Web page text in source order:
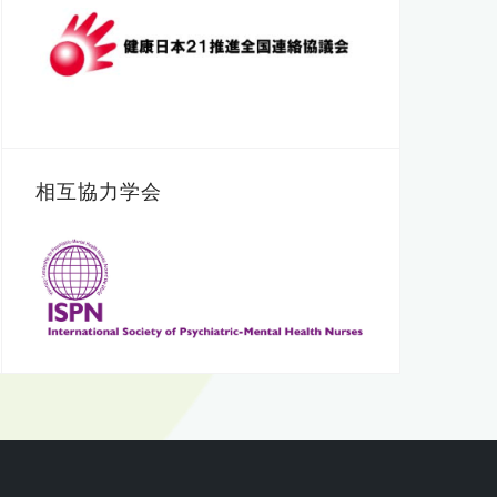
相互協力学会